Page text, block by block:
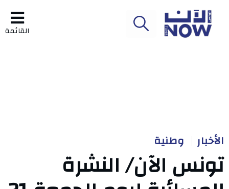
القائمة
الأخبار وطنية
تونس الآن/ النشرة